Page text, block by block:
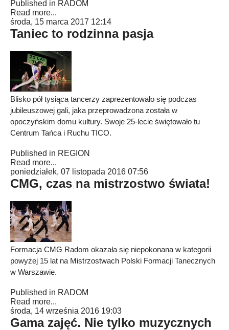
Published in RADOM
Read more...
środa, 15 marca 2017 12:14
Taniec to rodzinna pasja
Blisko pół tysiąca tancerzy zaprezentowało się podczas
jubileuszowej gali, jaka przeprowadzona została w
opoczyńskim domu kultury. Swoje 25-lecie świętowało tu
Centrum Tańca i Ruchu TICO.
Published in REGION
Read more...
poniedziałek, 07 listopada 2016 07:56
CMG, czas na mistrzostwo świata!
Formacja CMG Radom okazała się niepokonana w kategorii
powyżej 15 lat na Mistrzostwach Polski Formacji Tanecznych
w Warszawie.
Published in RADOM
Read more...
środa, 14 września 2016 19:03
Gama zajęć. Nie tylko muzycznych